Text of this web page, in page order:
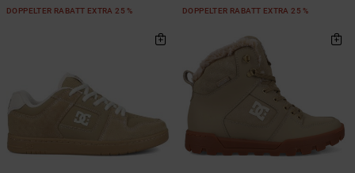
DOPPELTER RABATT EXTRA 25 % DOPPELTER RABATT EXTRA 25 %